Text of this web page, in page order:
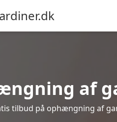
af
tilbud på ophængning af